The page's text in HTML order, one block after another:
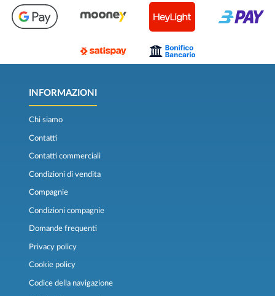
INFORMAZIONI
Chi siamo
Contatti
Contatti commerciali
Condizioni di vendita
Compagnie
Condizioni compagnie
Domande frequenti
Privacy policy
Cookie policy
Codice della navigazione